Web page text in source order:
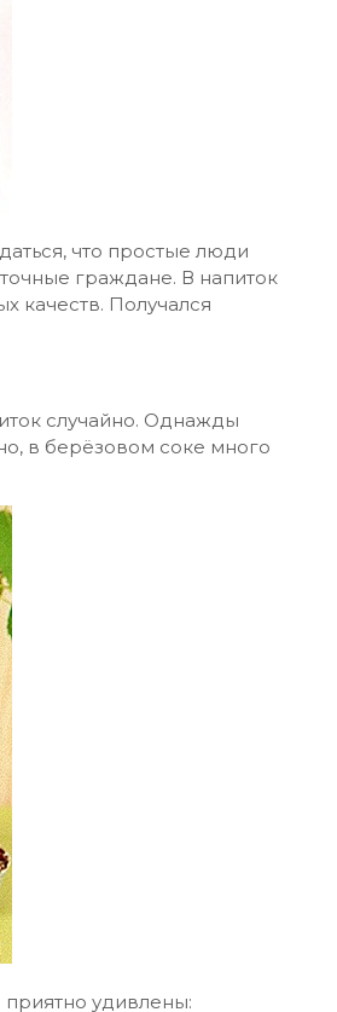
что простые люди
граждане. В напиток
качеств. Получался
случайно. Однажды
в берёзовом соке много
приятно удивлены: